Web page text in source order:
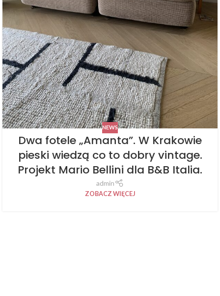
NEWS
Dwa fotele „Amanta”. W Krakowie
pieski wiedzą co to dobry vintage.
Projekt Mario Bellini dla B&B Italia.
admin
ZOBACZ WIĘCEJ